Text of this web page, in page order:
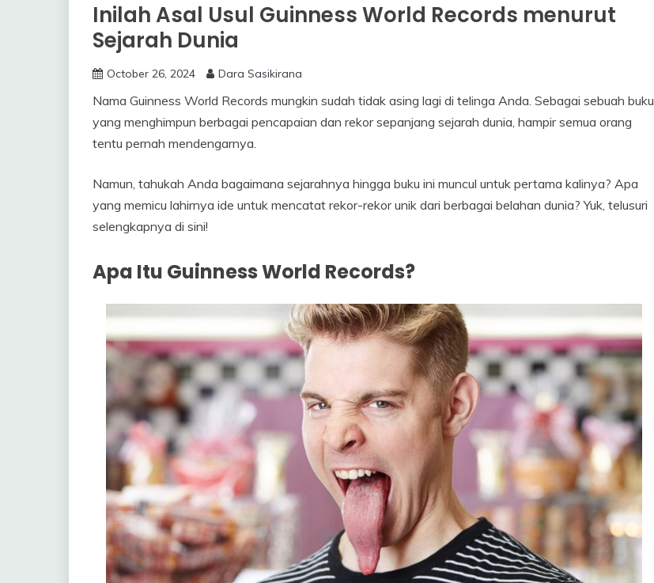
Inilah Asal Usul Guinness World Records menurut
Sejarah Dunia
October 26, 2024 Dara Sasikirana
Nama Guinness World Records mungkin sudah tidak asing lagi di telinga Anda. Sebagai sebuah buku
yang menghimpun berbagai pencapaian dan rekor sepanjang sejarah dunia, hampir semua orang
tentu pernah mendengarnya.
Namun, tahukah Anda bagaimana sejarahnya hingga buku ini muncul untuk pertama kalinya? Apa
yang memicu lahirnya ide untuk mencatat rekor-rekor unik dari berbagai belahan dunia? Yuk, telusuri
selengkapnya di sini!
Apa Itu Guinness World Records?